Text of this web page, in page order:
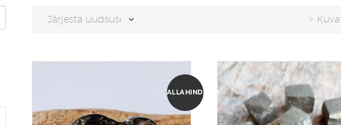
Järjesta uudsuse alusel >
ALLAHINDLUS!